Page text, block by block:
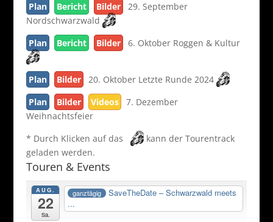
Plan
Bericht Bilder
29. September
Nordschwarzwald
Plan
Bericht Bilder 6. Oktober Roggen & Kultur
Plan Bilder
20. Oktober Letzte Runde 2024
Plan
Bilder Videos
7. Dezember
Weihnachtsfeier
* Durch Klicken auf das
kann der Tourentrack
geladen werden.
Touren & Events
AUG.
22
Sa.
ganztägig
SaveTheDate – Schwarzwald meets
...